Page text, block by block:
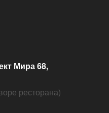
Мира 68,
ресторана)